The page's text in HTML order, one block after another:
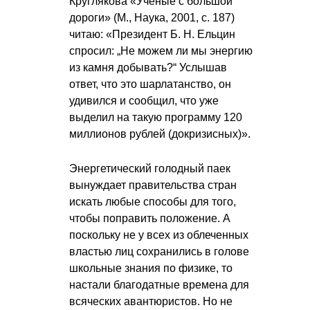
дороги» (М., Наука, 2001, с. 187)
читаю: «Президент Б. Н. Ельцин
спросил: „Не можем ли мы энергию
из камня добывать?“ Услышав
ответ, что это шарлатанство, он
удивился и сообщил, что уже
выделил на такую программу 120
миллионов рублей (докризисных)».
Энергетический голодный паек
вынуждает правительства стран
искать любые способы для того,
чтобы поправить положение. А
поскольку не у всех из облеченных
властью лиц сохранились в голове
школьные знания по физике, то
настали благодатные времена для
всяческих авантюристов. Но не